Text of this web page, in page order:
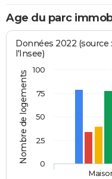
Age du parc
Nombre de logements
Données 2022
l'Insee)
0
25
50
75
100